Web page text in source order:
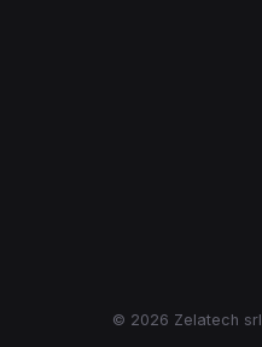
© 2026 Zelatech srl